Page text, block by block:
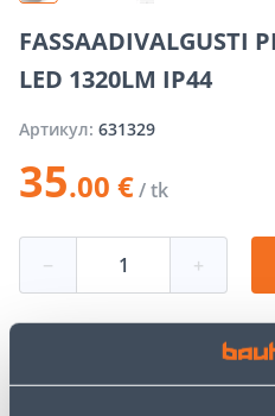
FASSAADIVALGUSTI
LED 1320LM IP44
Артикул: 631329
35.00 €/ tk
− +
Посмотреть наличие